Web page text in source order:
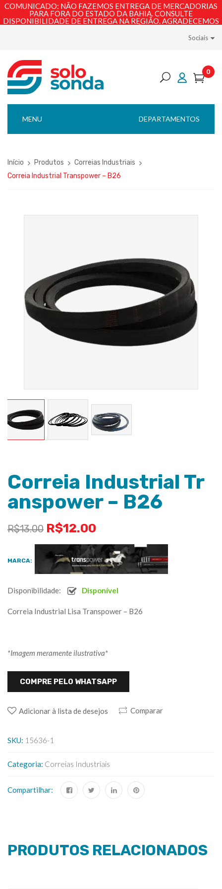
COMUNICADO: NÃO FAZEMOS ENTREGA DE MERCADORIAS
PARA FORA DO ESTADO DA BAHIA. CONSULTE
DISPONIBILIDADE DE ENTREGA NA REGIÃO. AGRADECEMOS
Sociais
0
DEPARTAMENTOS
MENU
Início Produtos
Correias Industriais
Correia Industrial Transpower – B26
Correia Industrial Tr
anspower – B26
R$13.00 R$12.00
MARCA:
Disponibilidade: Disponível
Correia Industrial Lisa Transpower – B26
*Imagem meramente ilustrativa*
COMPRE PELO WHATSAPP
Adicionar à lista de desejos Comparar
SKU: 15636-1
Categoria: Correias Industriais
Compartilhar:
PRODUTOS RELACIONADOS